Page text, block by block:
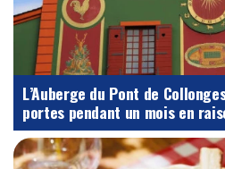
L’Auberge du Pont de
portes pendant un mois en